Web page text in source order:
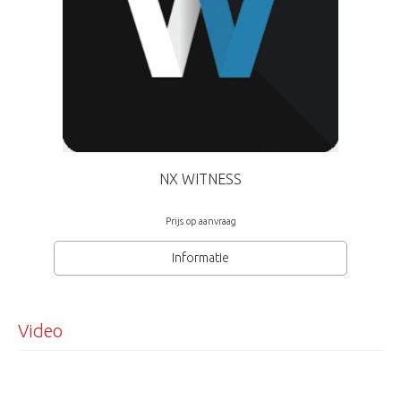
Voedingsspanning 24VAC, PoE, 16.5 W
Afmetingen ( Øxh) 95x287mm
NX WITNESS
Prijs op aanvraag
Informatie
Video